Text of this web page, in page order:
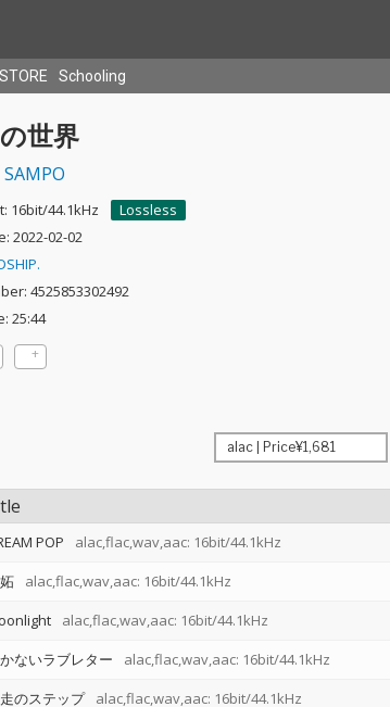
STORE Schooling
世界
16bit/44.1kHz
Lossless
2022-02-02
4525853302492
25:44
POP alac,flac,wav,aac: 16bit/44.1kHz
alac,flac,wav,aac: 16bit/44.1kHz
alac,flac,wav,aac: 16bit/44.1kHz
ないラブレター alac,flac,wav,aac: 16bit/44.1kHz
のステップ alac,flac,wav,aac: 16bit/44.1kHz